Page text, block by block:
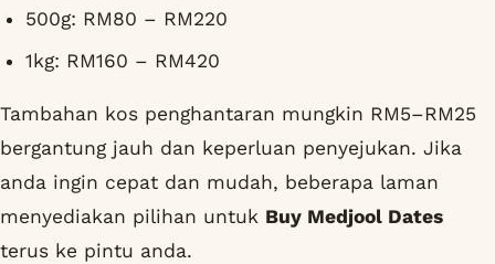
500g: RM80 – RM220
1kg: RM160 – RM420
Tambahan kos penghantaran mungkin RM5–RM25
bergantung jauh dan keperluan penyejukan. Jika
anda ingin cepat dan mudah, beberapa laman
menyediakan pilihan untuk Buy Medjool Dates
terus ke pintu anda.